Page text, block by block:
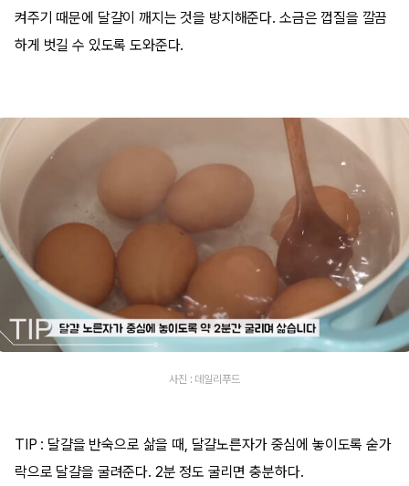
켜주기 때문에 달걀이 깨지는 것을 방지해준다. 소금은 껍질을 깔끔
하게 벗길 수 있도록 도와준다.
사진 : 데일리푸드
TIP : 달걀을 반숙으로 삶을 때, 달걀노른자가 중심에 놓이도록 숟가
락으로 달걀을 굴려준다. 2분 정도 굴리면 충분하다.